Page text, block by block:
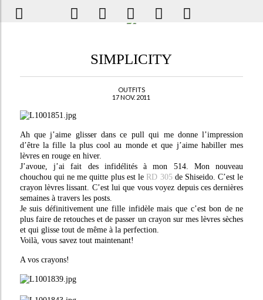
SIMPLICITY
OUTFITS
17 NOV. 2011
Ah que j’aime glisser dans ce pull qui me donne l’impression
d’être la fille la plus cool au monde et que j’aime habiller mes
lèvres en rouge en hiver.
J’avoue, j’ai fait des infidélités à mon 514. Mon nouveau
chouchou qui ne me quitte plus est le RD 305de Shiseido. C’est le
crayon lèvres lissant. C’est lui que vous voyez depuis ces dernières
semaines à travers les posts.
Je suis définitivement une fille infidèle mais que c’est bon de ne
plus faire de retouches et de passer un crayon sur mes lèvres sèches
et qui glisse tout de même à la perfection.
Voilà, vous savez tout maintenant!
A vos crayons!